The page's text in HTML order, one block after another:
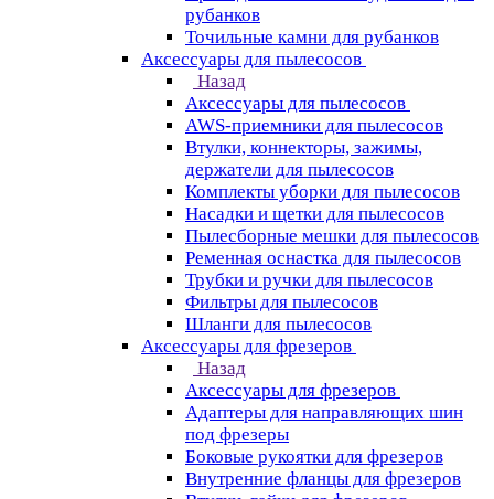
рубанков
Точильные камни для рубанков
Аксессуары для пылесосов
Назад
Аксессуары для пылесосов
AWS-приемники для пылесосов
Втулки, коннекторы, зажимы,
держатели для пылесосов
Комплекты уборки для пылесосов
Насадки и щетки для пылесосов
Пылесборные мешки для пылесосов
Ременная оснастка для пылесосов
Трубки и ручки для пылесосов
Фильтры для пылесосов
Шланги для пылесосов
Аксессуары для фрезеров
Назад
Аксессуары для фрезеров
Адаптеры для направляющих шин
под фрезеры
Боковые рукоятки для фрезеров
Внутренние фланцы для фрезеров